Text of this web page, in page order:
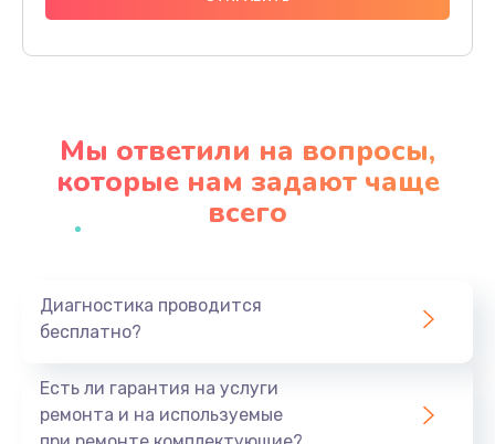
Заказать
Профилактическая чистка
Заказать
Мы ответили на вопросы,
которые нам задают чаще
всего
Диагностика проводится
бесплатно?
Есть ли гарантия на услуги
ремонта и на используемые